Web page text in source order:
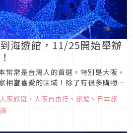
海遊館，11/25開始舉辦
常常是台灣人的首選。特別是大阪，
相當喜愛的區域！除了有很多購物好
的必看景點，其實冬季的海遊館也是
家介紹這次適逢大阪海遊館25週年的
大阪旅遊 、 大阪自由行 、 旅遊 、 日本旅